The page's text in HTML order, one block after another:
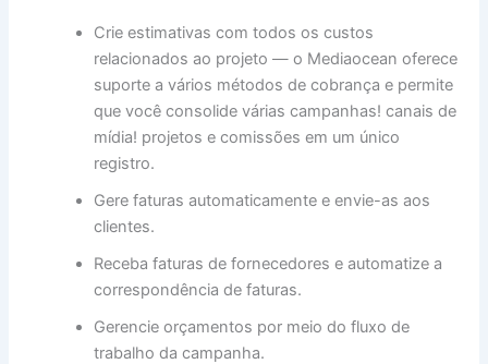
Crie estimativas com todos os custos
relacionados ao projeto — o Mediaocean oferece
suporte a vários métodos de cobrança e permite
que você consolide várias campanhas! canais de
mídia! projetos e comissões em um único
registro.
Gere faturas automaticamente e envie-as aos
clientes.
Receba faturas de fornecedores e automatize a
correspondência de faturas.
Gerencie orçamentos por meio do fluxo de
trabalho da campanha.